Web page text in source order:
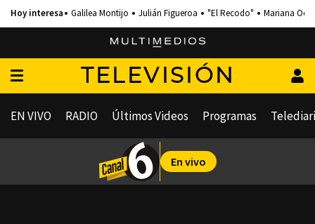
Galilea Montijo Julián Figueroa "El Recodo" Mariana
TELEVISIÓN
EN VIVO RADIO Últimos Videos Programas
En vivo